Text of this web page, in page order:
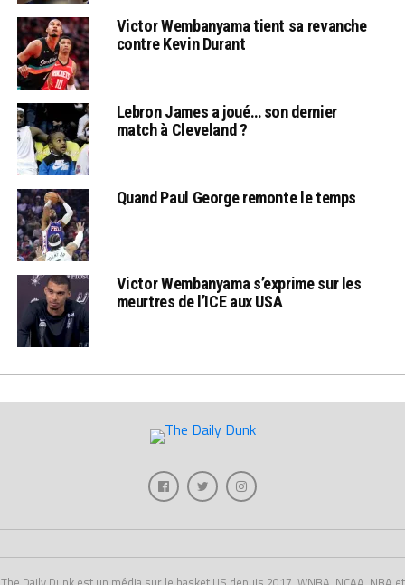
Victor Wembanyama tient sa revanche
contre Kevin Durant
Lebron James a joué… son dernier
match à Cleveland ?
Quand Paul George remonte le temps
Victor Wembanyama s’exprime sur les
meurtres de l’ICE aux USA